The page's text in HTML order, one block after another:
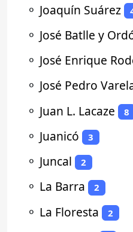
⚬ Joaquín Suárez
⚬ José Batlle y
⚬ José Enrique
⚬ José Pedro
⚬ Juan L. Lacaze 8
⚬ Juanicó 3
⚬ Juncal 2
⚬ La Barra 2
⚬ La Floresta 2